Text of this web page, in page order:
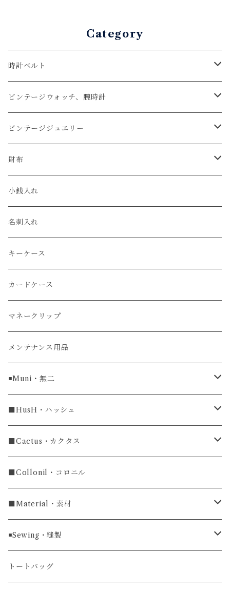
Category
時計ベルト
アップルウォッチベルト
コードバン
クロコダイル
エコレザー
エレファント
アリゲーター
リザード
ガルーシャ（エイ）
牛革
ラグ幅16mm
ラグ幅18mm
ラグ幅19mm
ラグ幅20mm
ラグ幅22mm
ラグ幅24mm
ビンテージウォッチ、腕時計
オメガ / OMEGA
ユリスナルダン / ULYSSE NARDIN
セイコー / SEIKO
ルミノックス / LUMINOX
エルメス / HERMES
ビンテージジュエリー
カルティエ / Cartier
財布
コンパクト
長財布
小銭入れ
名刺入れ
キーケース
カードケース
マネークリップ
メンテナンス用品
◾️Muni・無二
長財布
長財布
ラウンドファスナー長財布
名刺入れ
小銭入れ
キーケース
時計ベルト
マネークリップ
■HusH・ハッシュ
ラウンドファスナー
カードケース
マウスパッド
コインケース
キーホルダー
■Cactus・カクタス
コインケース
キーホルダー
ライターケース
レザーウォッチ
■Collonil・コロニル
■Material・素材
クロコダイル
パイソン
◾️Sewing・縫製
ハンドステッチ（手縫い）仕立て
トートバッグ